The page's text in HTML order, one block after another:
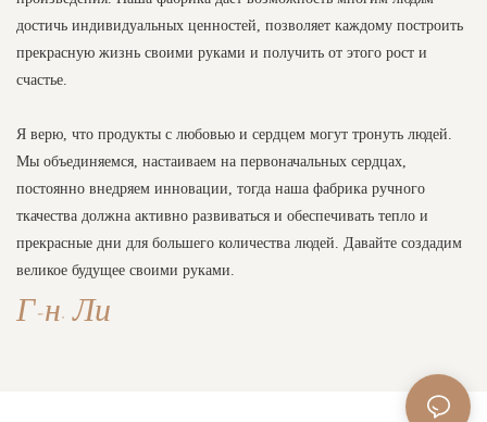
достичь индивидуальных ценностей, позволяет каждому построить
прекрасную жизнь своими руками и получить от этого рост и
счастье.
Я верю, что продукты с любовью и сердцем могут тронуть людей.
Мы объединяемся, настаиваем на первоначальных сердцах,
постоянно внедряем инновации, тогда наша фабрика ручного
ткачества должна активно развиваться и обеспечивать тепло и
прекрасные дни для большего количества людей. Давайте создадим
великое будущее своими руками.
Г-н. Ли